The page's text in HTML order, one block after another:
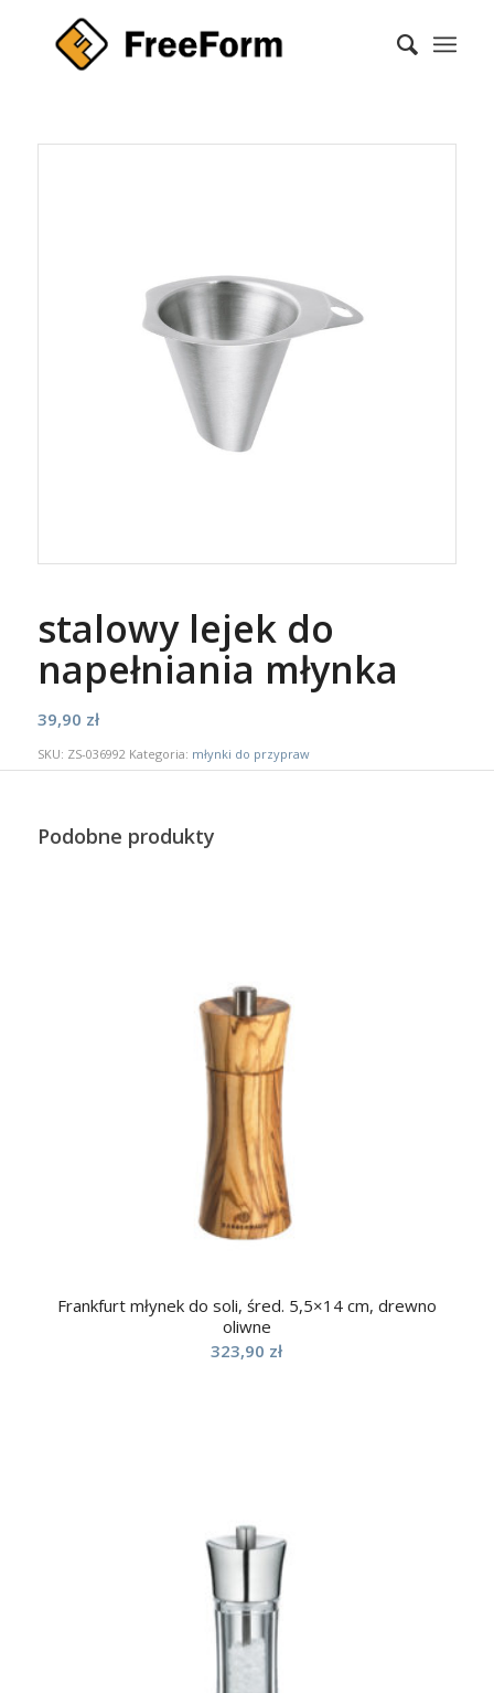
stalowy lejek do
napełniania młynka
39,90 zł
SKU: ZS-036992 Kategoria: młynki do przypraw
Podobne produkty
Frankfurt młynek do soli, śred. 5,5×14 cm, drewno
oliwne
323,90 zł